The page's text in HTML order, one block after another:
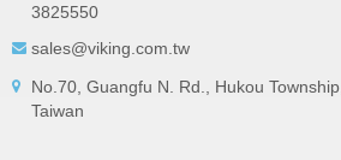
3825550
sales@viking.com.tw
No.70, Guangfu N. Rd., Hukou
Taiwan